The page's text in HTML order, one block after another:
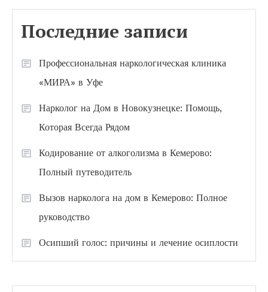
Последние записи
Профессиональная наркологическая клиника
«МИРА» в Уфе
Нарколог на Дом в Новокузнецке: Помощь,
Которая Всегда Рядом
Кодирование от алкоголизма в Кемерово:
Полный путеводитель
Вызов нарколога на дом в Кемерово: Полное
руководство
Осипший голос: причины и лечение осиплости